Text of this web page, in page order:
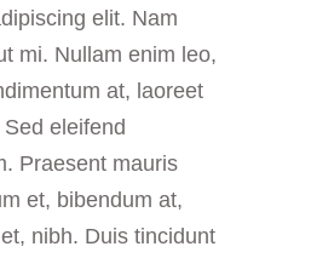
elit. Nam
mi. Nullam enim leo,
at, laoreet
eleifend
Praesent mauris
et, bibendum at,
nibh. Duis tincidunt